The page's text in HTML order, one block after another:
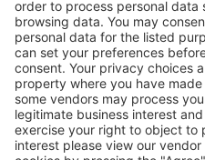
Economiseşte mai
Prețuri atractive și
conectați.
Cazarea preferată
Alege din peste 1,3 mil.
apartamente și altele.